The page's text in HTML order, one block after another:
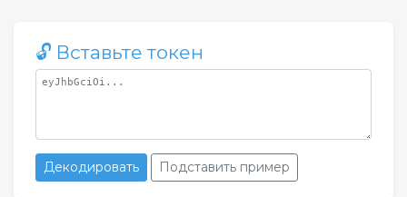
🔓 Вставьте токен
Декодировать Подставить пример